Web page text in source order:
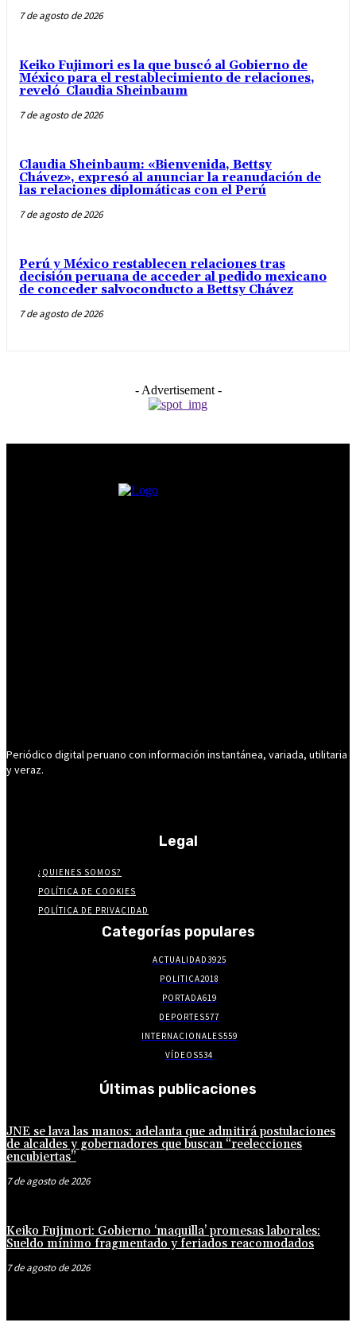
7 de agosto de 2026
Keiko Fujimori es la que buscó al Gobierno de
México para el restablecimiento de relaciones,
reveló Claudia Sheinbaum
7 de agosto de 2026
Claudia Sheinbaum: «Bienvenida, Bettsy
Chávez», expresó al anunciar la reanudación de
las relaciones diplomáticas con el Perú
7 de agosto de 2026
Perú y México restablecen relaciones tras
decisión peruana de acceder al pedido mexicano
de conceder salvoconducto a Bettsy Chávez
7 de agosto de 2026
- Advertisement -
Periódico digital peruano con información instantánea, variada, utilitaria
y veraz.
Legal
¿QUIENES SOMOS?
POLÍTICA DE COOKIES
POLÍTICA DE PRIVACIDAD
Categorías populares
ACTUALIDAD3925
POLITICA2018
PORTADA619
DEPORTES577
INTERNACIONALES559
VÍDEOS534
Últimas publicaciones
JNE se lava las manos: adelanta que admitirá postulaciones
de alcaldes y gobernadores que buscan “reelecciones
encubiertas”
7 de agosto de 2026
Keiko Fujimori: Gobierno ‘maquilla’ promesas laborales:
Sueldo mínimo fragmentado y feriados reacomodados
7 de agosto de 2026